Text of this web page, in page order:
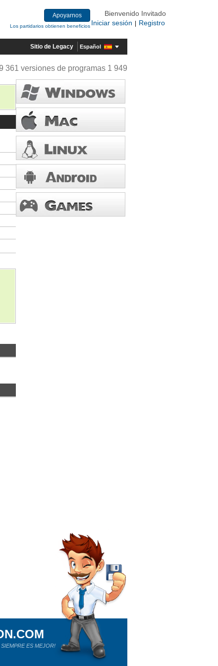
Apoyarnos
Los partidarios obtienen beneficios
Bienvenido Invitado
Iniciar sesión
Registro
Sitio de Legacy Español
361 versiones de programas 1 949
ES MEJOR!